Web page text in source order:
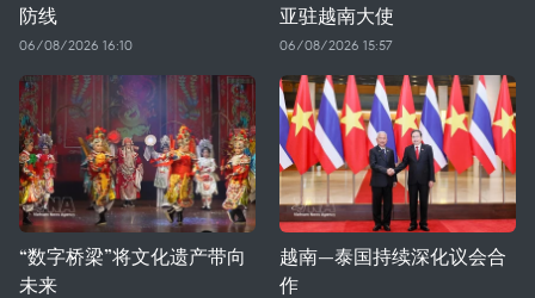
防线
06/08/2026 16:10
亚驻越南大使
06/08/2026 15:57
“数字桥梁”将文化遗产带向
未来
越南—泰国持续深化议会合
作